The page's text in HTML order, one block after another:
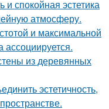
и спокойная эстетика
атмосферу.
и максимальной
ассоциируется.
из деревянных
эстетичность,